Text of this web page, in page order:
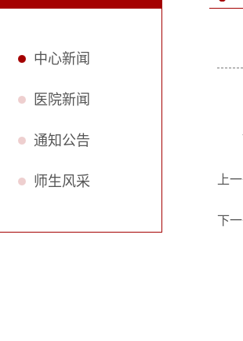
中心新闻
医院新闻
通知公告
师生风采 上
下